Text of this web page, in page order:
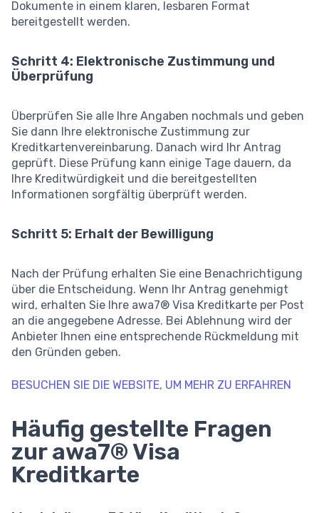
Dokumente in einem klaren, lesbaren Format
bereitgestellt werden.
Schritt 4: Elektronische Zustimmung und
Überprüfung
Überprüfen Sie alle Ihre Angaben nochmals und geben
Sie dann Ihre elektronische Zustimmung zur
Kreditkartenvereinbarung. Danach wird Ihr Antrag
geprüft. Diese Prüfung kann einige Tage dauern, da
Ihre Kreditwürdigkeit und die bereitgestellten
Informationen sorgfältig überprüft werden.
Schritt 5: Erhalt der Bewilligung
Nach der Prüfung erhalten Sie eine Benachrichtigung
über die Entscheidung. Wenn Ihr Antrag genehmigt
wird, erhalten Sie Ihre awa7® Visa Kreditkarte per Post
an die angegebene Adresse. Bei Ablehnung wird der
Anbieter Ihnen eine entsprechende Rückmeldung mit
den Gründen geben.
BESUCHEN SIE DIE WEBSITE, UM MEHR ZU ERFAHREN
Häufig gestellte Fragen
zur awa7® Visa
Kreditkarte